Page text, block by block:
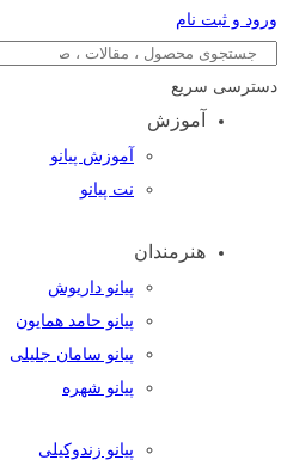
ورود و ثبت نام
دسترسی سریع
آموزش
آموزش پیانو
نت پیانو
هنرمندان
پیانو داریوش
پیانو حامد همایون
پیانو سامان جلیلی
پیانو شهره
پیانو زندوکیلی